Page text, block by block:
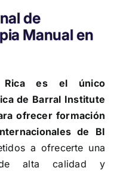
de
Manual en
Rica es el único
de Barral Institute
ofrecer formación
de BI
a ofrecerte una
de alta calidad y